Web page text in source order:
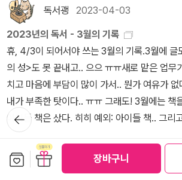
장바구니
그’는 그림(사진)을 아예 띄울 수 없었고, 글쓰
기까지 1분 20초가 걸렸습니다. 예스24는 열
그곳에서 그들(관리자)이 하는 말로는, 2000
가운데 딱 저만 ‘1분 20초가 걸리는 글쓰기 등록
밝히더군요. 알라딘에 이름을 올리고서 알라딘
는 사람은 몇일까요? 이분들 가운데 그림 하나
걸리는 사람은 몇일까요? 20초쯤 걸린다고 말
초’라고 말해야겠습니다. 참말로 꼭 18초이더
네이버라지만, 네이버 누리집(블로그·카페)에
는 0.1초가 안 걸립니다.ㅍㄹㄴ+https://
ove/224328624808네이버 블로그로 들어
독서괭 2023-04-03
2023년의 독서 - 3월의 기록
휴, 4/3이 되어서야 쓰는 3월의 기록.3월에 글
의 성>도 못 끝내고.. 으으 ㅠㅠ새로 맡은 업무
치고 마음에 부담이 많이 가서.. 뭔가 여유가
내가 부족한 탓이다.. ㅠㅠ 그래도! 3월에는 책
아이들 책은 샀다. 히히 예외: 아이들 책.. 그리고
상품 화면 편집 좀 예쁘게 해줄 수 없나.. 쩝 <
~4권을 윌라 오디오북으로 들었다. 아이가 좋
래, 찾아보니 책으로 나온지 얼마 되지 않음. 구
공감 ( 27)댓글 (12)
뒤로가
기